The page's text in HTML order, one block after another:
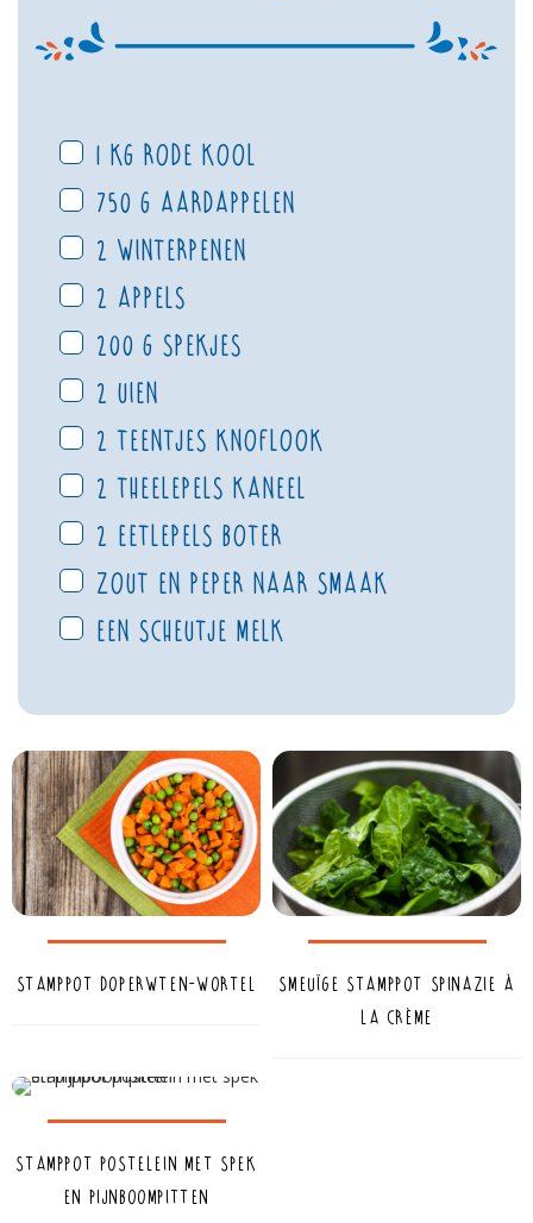
1 kg rode kool
750 g aardappelen
2 winterpenen
2 appels
200 g spekjes
2 uien
2 teentjes knoflook
2 theelepels kaneel
2 eetlepels boter
Zout en peper naar smaak
Een scheutje melk
Stamppot doperwten-wortel
Smeuïge stamppot spinazie à
la crème
Stamppot postelein met spek
en pijnboompitten